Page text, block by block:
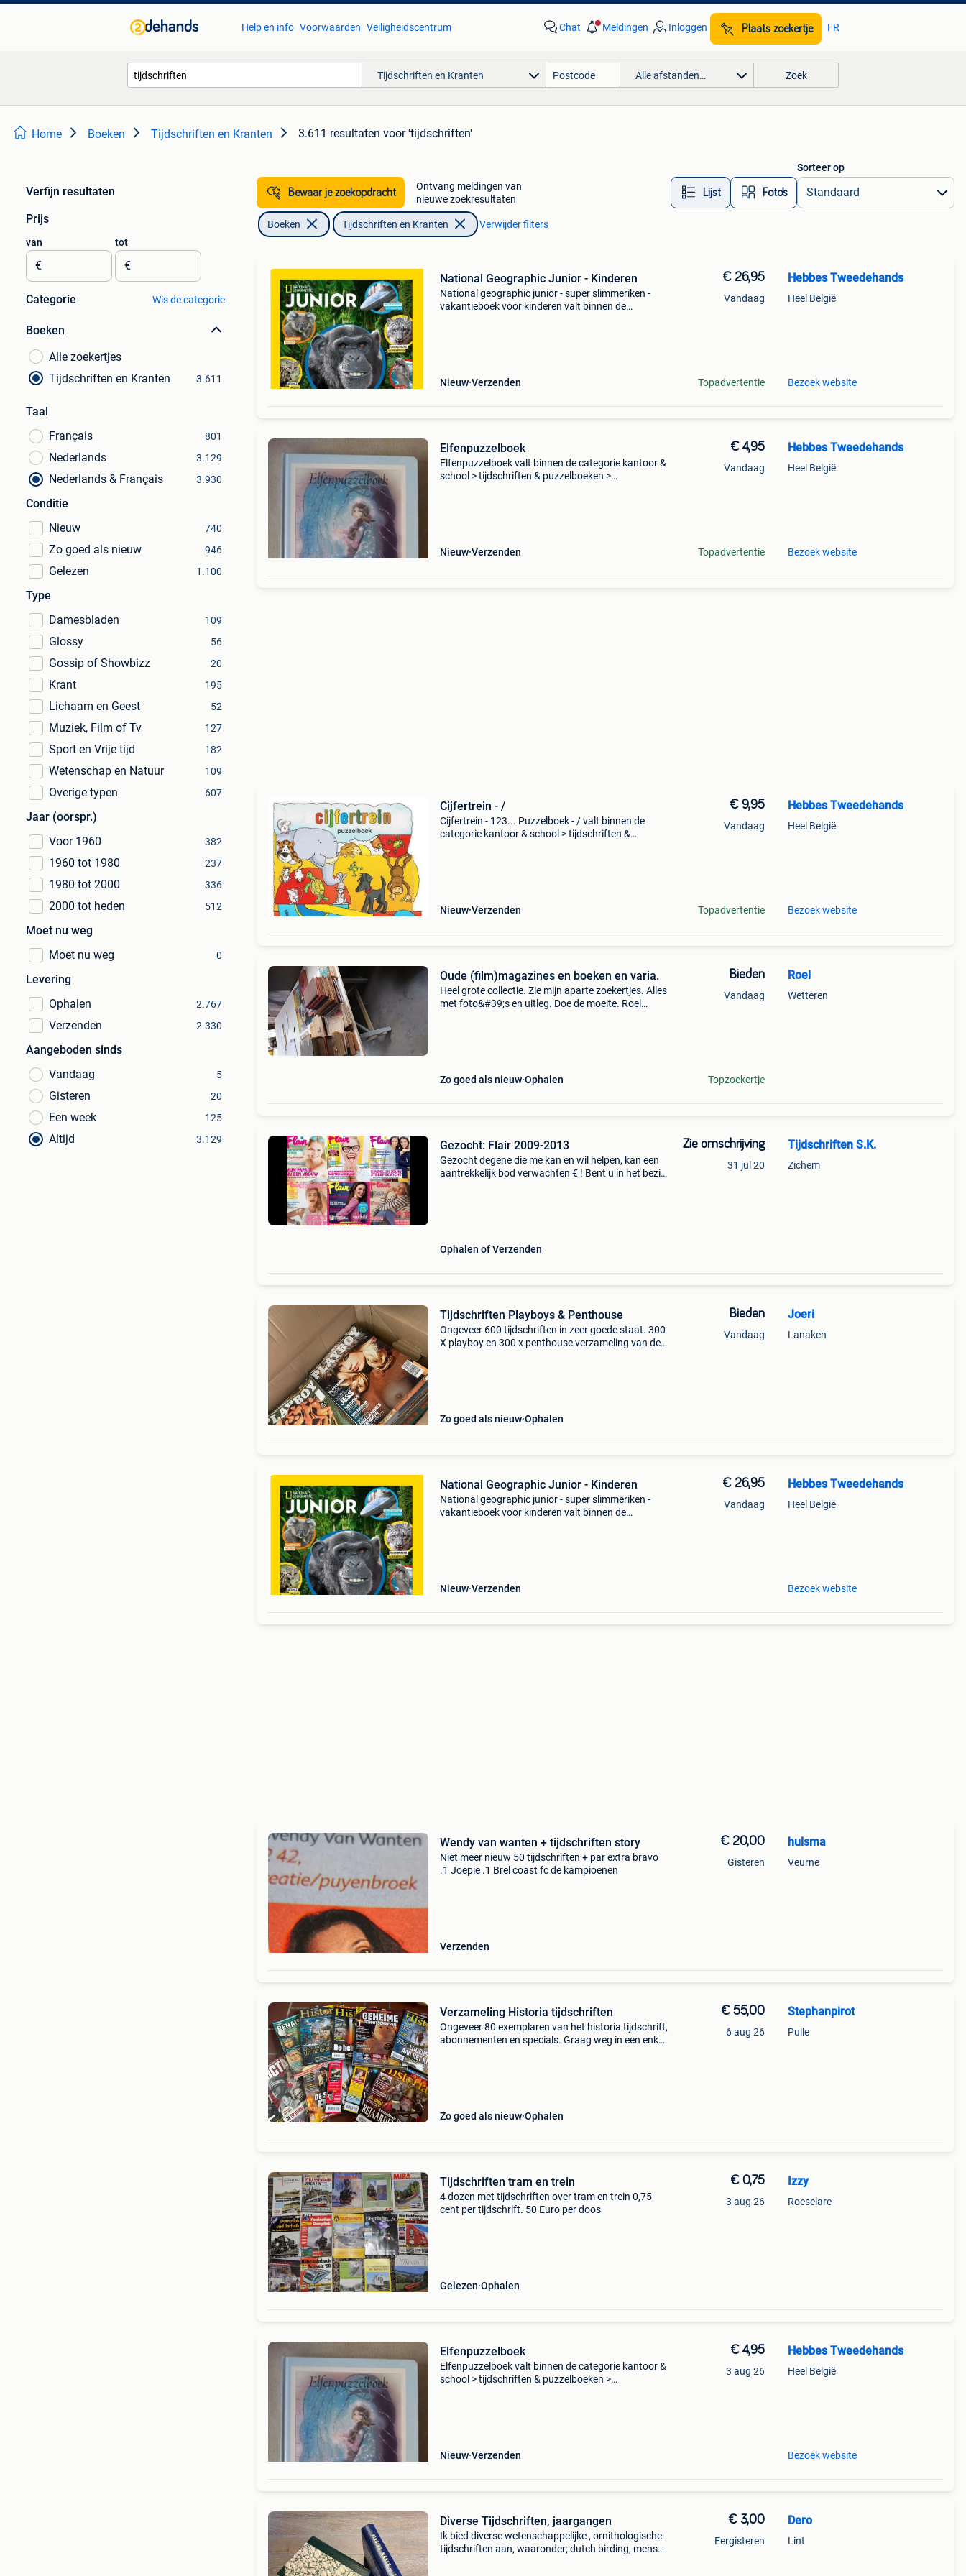
Help en info Voorwaarden Veiligheidscentrum Chat Meldingen Inloggen Plaats zoekertje FR
Tijdschriften en Kranten Alle afstanden… Zoek
Home Boeken Tijdschriften en Kranten 3.611 resultaten voor 'tijdschriften'
Verfijn resultaten
Prijs
van
€
tot
€
Categorie Wis de categorie
Boeken
Alle zoekertjes
Tijdschriften en Kranten
3.611
Taal
Français
801
Nederlands 3.129
Nederlands & Français 3.930
Conditie
Nieuw
740
Zo goed als nieuw 946
Gelezen 1.100
Type
Damesbladen
109
Glossy 56
Gossip of Showbizz 20
Krant 195
Lichaam en Geest 52
Muziek, Film of Tv 127
Sport en Vrije tijd 182
Wetenschap en Natuur 109
Overige typen 607
Jaar (oorspr.)
Voor 1960
382
1960 tot 1980 237
1980 tot 2000 336
2000 tot heden 512
Moet nu weg
Moet nu weg
0
Levering
Ophalen
2.767
Verzenden 2.330
Aangeboden sinds
Vandaag
5
Gisteren 20
Een week 125
Altijd 3.129
Bewaar je zoekopdracht
Ontvang meldingen van
nieuwe zoekresultaten
Lijst Foto’s
Sorteer op
Boeken Tijdschriften en Kranten Verwijder filters
National Geographic Junior - Kinderen
National geographic junior - super slimmeriken -
vakantieboek voor kinderen valt binnen de
Nieuw Verzenden
€ 26,95
Vandaag
Topadvertentie
Hebbes Tweedehands
Heel België
Bezoek website
Elfenpuzzelboek
Elfenpuzzelboek valt binnen de categorie kantoor &
school > tijdschriften & puzzelboeken >
Nieuw Verzenden
€ 4,95
Vandaag
Topadvertentie
Hebbes Tweedehands
Heel België
Bezoek website
Cijfertrein - /
Cijfertrein - 123... Puzzelboek - / valt binnen de
categorie kantoor & school > tijdschriften &
Nieuw Verzenden
€ 9,95
Vandaag
Topadvertentie
Hebbes Tweedehands
Heel België
Bezoek website
Oude (film)magazines en boeken en varia.
Heel grote collectie. Zie mijn aparte zoekertjes. Alles
met foto&#39;s en uitleg. Doe de moeite. Roel
Zo goed als nieuw Ophalen
Bieden
Vandaag
Topzoekertje
Roel
Wetteren
Gezocht: Flair 2009-2013
Gezocht degene die me kan en wil helpen, kan een
aantrekkelijk bod verwachten € ! Bent u in het bezit
Ophalen of Verzenden
Zie omschrijving
31 jul 20
Tijdschriften S.K.
Zichem
Tijdschriften Playboys & Penthouse
Ongeveer 600 tijdschriften in zeer goede staat. 300
X playboy en 300 x penthouse verzameling van de
Zo goed als nieuw Ophalen
Bieden
Vandaag
Joeri
Lanaken
National Geographic Junior - Kinderen
National geographic junior - super slimmeriken -
vakantieboek voor kinderen valt binnen de
Nieuw Verzenden
€ 26,95
Vandaag
Hebbes Tweedehands
Heel België
Bezoek website
Wendy van wanten + tijdschriften story
Niet meer nieuw 50 tijdschriften + par extra bravo
.1 Joepie .1 Brel coast fc de kampioenen
Verzenden
€ 20,00
Gisteren
hulsma
Veurne
Verzameling Historia tijdschriften
Ongeveer 80 exemplaren van het historia tijdschrift,
abonnementen en specials. Graag weg in een enkel
Zo goed als nieuw Ophalen
€ 55,00
6 aug 26
Stephanpirot
Pulle
Tijdschriften tram en trein
4 dozen met tijdschriften over tram en trein 0,75
cent per tijdschrift. 50 Euro per doos
Gelezen Ophalen
€ 0,75
3 aug 26
Izzy
Roeselare
Elfenpuzzelboek
Elfenpuzzelboek valt binnen de categorie kantoor &
school > tijdschriften & puzzelboeken >
Nieuw Verzenden
€ 4,95
3 aug 26
Hebbes Tweedehands
Heel België
Bezoek website
Diverse Tijdschriften, jaargangen
Ik bied diverse wetenschappelijke , ornithologische
tijdschriften aan, waaronder; dutch birding, mens
€ 3,00
Eergisteren
Dero
Lint